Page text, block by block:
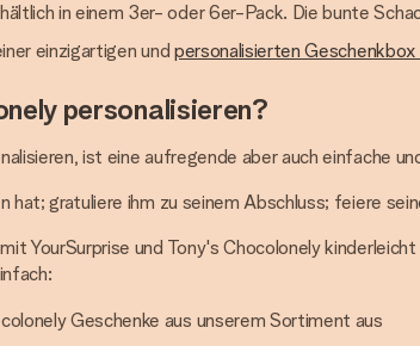
in einem 3er- oder 6er-Pack. Die bunte
einzigartigen und personalisierten
personalisieren?
ist eine aufregende aber auch einfache
hat; gratuliere ihm zu seinem Abschluss; feiere
YourSurprise und Tony's Chocolonely
Geschenke aus unserem Sortiment aus